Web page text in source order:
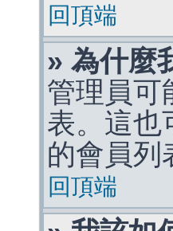
回頂端
» 為什麼
管理員可
表。這也
的會員列
回頂端